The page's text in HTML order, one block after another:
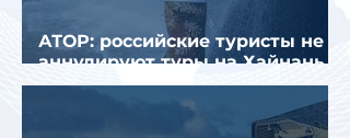
АТОР: российские туристы не
аннулируют туры на Хайнань
из-за тайфуна «Дельфин»